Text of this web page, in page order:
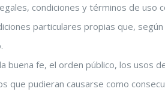
condiciones y términos de uso
particulares propias que,
fe, el orden público, los usos
pudieran causarse como